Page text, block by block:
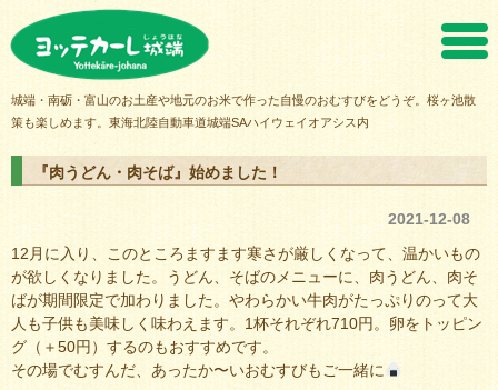
城端・南砺・富山のお土産や地元のお米で作った自慢のおむすびをどうぞ。桜ヶ池散
策も楽しめます。東海北陸自動車道城端SAハイウェイオアシス内
『肉うどん・肉そば』始めました！
2021-12-08
12月に入り、このところますます寒さが厳しくなって、温かいもの
が欲しくなりました。うどん、そばのメニューに、肉うどん、肉そ
ばが期間限定で加わりました。やわらかい牛肉がたっぷりのって大
人も子供も美味しく味わえます。1杯それぞれ710円。卵をトッピン
グ（＋50円）するのもおすすめです。
その場でむすんだ、あったか〜いおむすびもご一緒に